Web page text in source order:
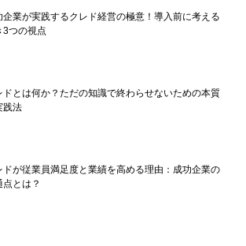
企業が実践するクレド経営の極意！導入前に考える
3つの視点
ドとは何か？ただの知識で終わらせないための本質
践法
ドが従業員満足度と業績を高める理由：成功企業の
点とは？